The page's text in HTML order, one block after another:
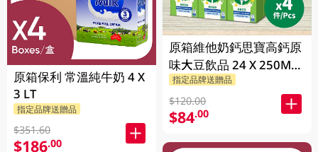
原箱保利 常溫純牛奶 4 X
3 LT
指定品牌送贈品
$351.60
$186.00
原箱維他奶鈣思寶高鈣原
味大豆飲品 24 X 250ML
(新舊包裝隨機發貨)
指定品牌送贈品
$120.00
$84.00